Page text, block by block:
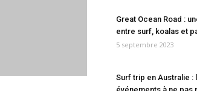
Great Ocean Road :
entre surf, koalas et
5 septembre 2023
Surf trip en Australie :